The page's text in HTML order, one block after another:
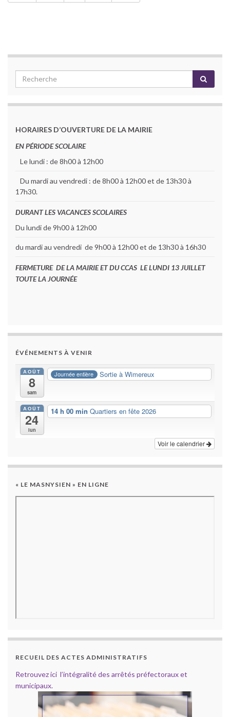
HORAIRES D’OUVERTURE DE LA MAIRIE
EN PÉRIODE SCOLAIRE
Le lundi : de 8h00 à 12h00
Du mardi au vendredi : de 8h00 à 12h00 et de 13h30 à
17h30.
DURANT LES VACANCES SCOLAIRES
Du lundi de 9h00 à 12h00
du mardi au vendredi de 9h00 à 12h00 et de 13h30 à 16h30
FERMETURE DE LA MAIRIE ET DU CCAS LE LUNDI 13 JUILLET
TOUTE LA JOURNÉE
ÉVÉNEMENTS À VENIR
AOÛT
8
sam
Journée entière Sortie à Wimereux
AOÛT
24
lun
14 h 00 min Quartiers en fête 2026
Voir le calendrier
« LE MASNYSIEN » EN LIGNE
RECUEIL DES ACTES ADMINISTRATIFS
Retrouvez ici l’intégralité des arrêtés préfectoraux et
municipaux.